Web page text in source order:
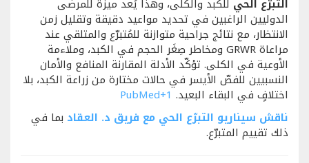
التبرّع الحي للكبد والكلى، وهذا يُعد ميزةً للمرضى
الدوليين الراغبين في تحديد مواعيد دقيقة وتقليل زمن
الانتظار، مع نتائج جراحية متوازنة للمُتبرّع والمتلقي عند
مراعاة GRWR ومخاطر صِغَر الحجم في الكبد، وملاءمة
الأوعية في الكلى. تؤكّد الأدلة المقارنة المنافع والأمان
النسبيين للفصّ الأيسر في حالات مختارة من زراعة الكبد، بلا
اختلافٍ في البقاء البعيد. PubMed+1
ناقش سيناريو التبرّع الحي مع فريق د. العقاد بما في
ذلك تقييم المتبرّع.